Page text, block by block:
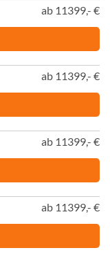
ab 11399,- €
ab 11399,- €
ab 11399,- €
ab 11399,- €